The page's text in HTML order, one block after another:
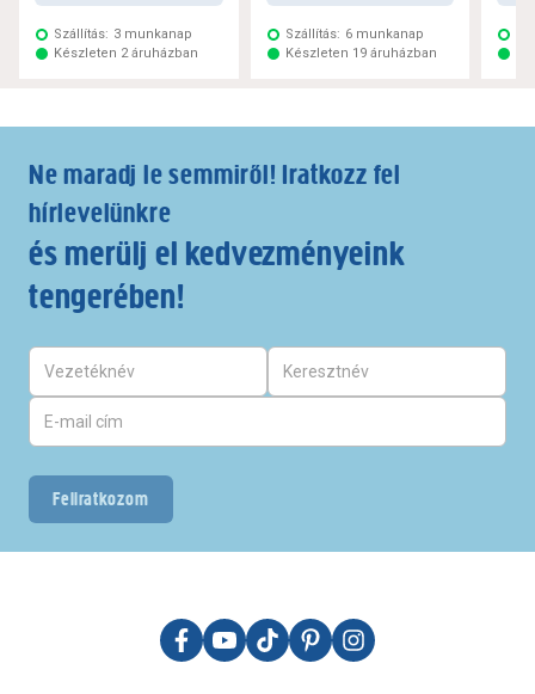
Szállítás: 3 munkanap
Készleten 2 áruházban
Szállítás: 6 munkanap
Készleten 19 áruházban
Ne maradj le semmiről! Iratkozz fel
hírlevelünkre
és merülj el kedvezményeink
tengerében!
Feliratkozom